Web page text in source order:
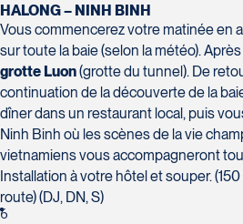
HALONG – NINH BINH
Vous commencerez votre matinée en
sur toute la baie (selon la météo).
grotte Luon(grotte du tunnel). De
continuation de la découverte de la
dîner dans un restaurant local, puis
Ninh Binh où les scènes de la vie
vietnamiens vous accompagneront
Installation à votre hôtel et souper.
route) (DJ, DN, S)
6
2152 Boulevard Lapinière - Suite 104
Brossard
J4W 1L9
Tél :450-671-6654 / 1-888-461-6654
Voyages Paradis
2500 rue Beaurevoir, local 340
Québec
G2C 0M4